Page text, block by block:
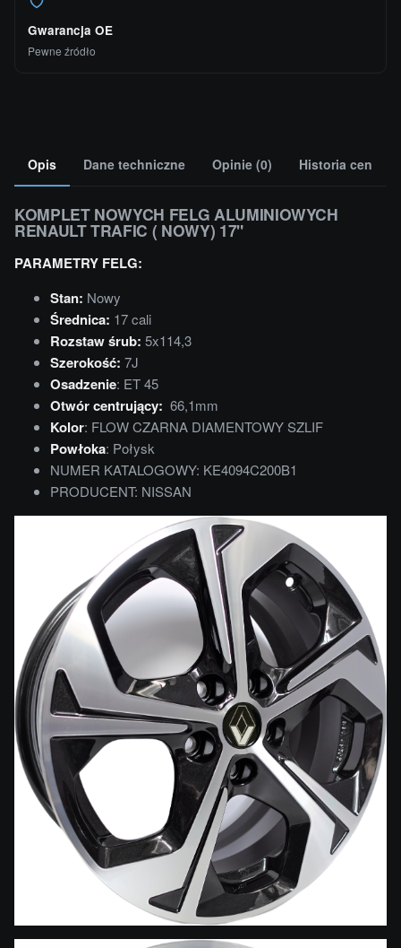
Gwarancja OE
Pewne źródło
Opis Dane techniczne Opinie (0) Historia cen
KOMPLET NOWYCH FELG ALUMINIOWYCH
RENAULT TRAFIC ( NOWY) 17"
PARAMETRY FELG:
Stan: Nowy
Średnica: 17 cali
Rozstaw śrub: 5x114,3
Szerokość: 7J
Osadzenie: ET 45
Otwór centrujący: 66,1mm
Kolor: FLOW CZARNA DIAMENTOWY SZLIF
Powłoka: Połysk
NUMER KATALOGOWY: KE4094C200B1
PRODUCENT: NISSAN